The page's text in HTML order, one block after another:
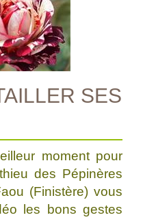
SES
moment pour
des Pépinères
(Finistère) vous
les bons gestes